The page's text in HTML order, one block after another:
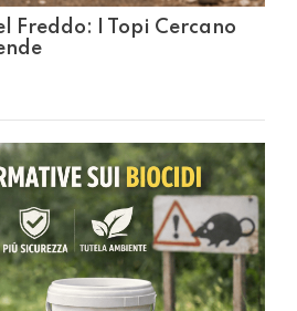
Freddo: I Topi Cercano